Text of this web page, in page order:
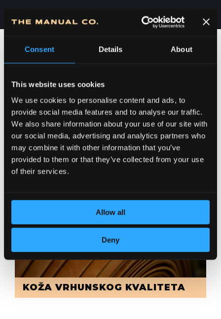
Consent Details About
This website uses cookies
We use cookies to personalise content and ads, to
provide social media features and to analyse our traffic.
We also share information about your use of our site with
our social media, advertising and analytics partners who
may combine it with other information that you’ve
provided to them or that they’ve collected from your use
of their services.
Allow all
Deny
POSVEĆENOST DETALJIMA
KOŽA VRHUNSKOG KVALITETA